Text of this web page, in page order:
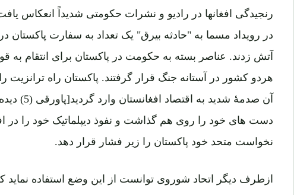
رنجیدگی افغانها در رادیو و نشرات حکومتی شدیداً انعکاس
در رویداد مسما به "حادثه بیرق" یک تعداد به سفارت پاکستان
آتش زدند. عناصر بسته به حکومت در پاکستان برای انتقام به
هردو کشور در آستانه جنگ قرار گرفتند. پاکستان راه ترانزیت
آن صدمۀ
دست های خود را روی هم گذاشت و نفوذ دیپلماتیک خود را در
نخواست متحد خود پاکستان را زیر فشار قرار دهد.
ازطرف دیگر اتحاد شوروی توانست از این وضع استفاده